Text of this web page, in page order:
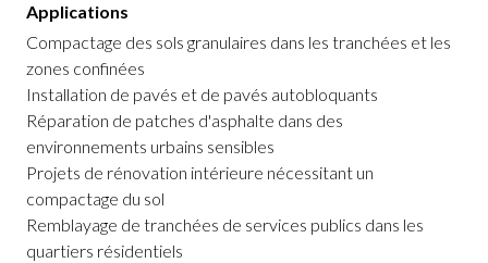
Applications
Compactage des sols granulaires dans les tranchées et les
zones confinées
Installation de pavés et de pavés autobloquants
Réparation de patches d'asphalte dans des
environnements urbains sensibles
Projets de rénovation intérieure nécessitant un
compactage du sol
Remblayage de tranchées de services publics dans les
quartiers résidentiels